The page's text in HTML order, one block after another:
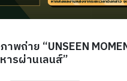
พถ่าย “UNSEEN
ารผ่านเลนส์”